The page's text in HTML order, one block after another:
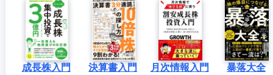
成長株入門 決算書入門 月次情報入門 暴落大全